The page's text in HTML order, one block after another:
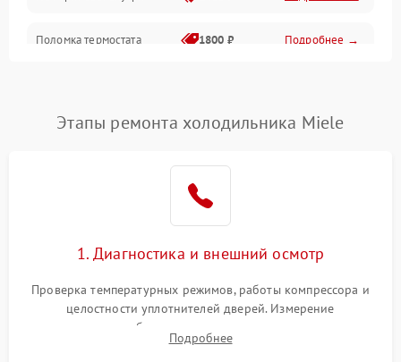
Поломка термостата 1800 ₽ Подробнее →
Поломка системы No Frost 2600 ₽ Подробнее →
работе
2000 ₽ Подробнее →
1000 ₽
Этапы ремонта холодильника Miele
1. Диагностика и внешний осмотр
Проверка температурных режимов, работы компрессора и
целостности уплотнителей дверей. Измерение
сопротивления обмоток мотора, проверка термостата и
считывание кодов ошибок с электронного дисплея.
Подробнее